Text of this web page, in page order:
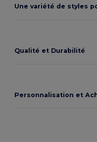
Une variété de styles
Qualité et Durabilité
Personnalisation et